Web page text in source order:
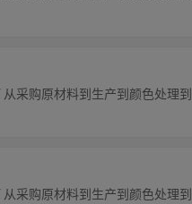
采购原材料到生产到颜色处理
采购原材料到生产到颜色处理